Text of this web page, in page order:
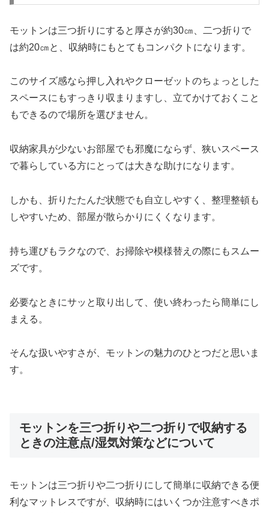
モットンは三つ折りにすると厚さが約30㎝、二つ折りで
は約20㎝と、収納時にもとてもコンパクトになります。
このサイズ感なら押し入れやクローゼットのちょっとした
スペースにもすっきり収まりますし、立てかけておくこと
もできるので場所を選びません。
収納家具が少ないお部屋でも邪魔にならず、狭いスペース
で暮らしている方にとっては大きな助けになります。
しかも、折りたたんだ状態でも自立しやすく、整理整頓も
しやすいため、部屋が散らかりにくくなります。
持ち運びもラクなので、お掃除や模様替えの際にもスムー
ズです。
必要なときにサッと取り出して、使い終わったら簡単にし
まえる。
そんな扱いやすさが、モットンの魅力のひとつだと思いま
す。
モットンを三つ折りや二つ折りで収納する
ときの注意点/湿気対策などについて
モットンは三つ折りや二つ折りにして簡単に収納できる便
利なマットレスですが、収納時にはいくつか注意すべきポ